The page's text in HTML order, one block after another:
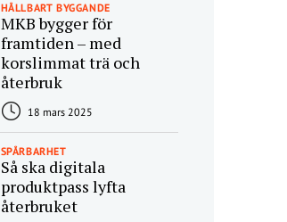
HÅLLBART BYGGANDE
MKB bygger för
framtiden – med
korslimmat trä och
återbruk
18 mars 2025
SPÅRBARHET
Så ska digitala
produktpass lyfta
återbruket